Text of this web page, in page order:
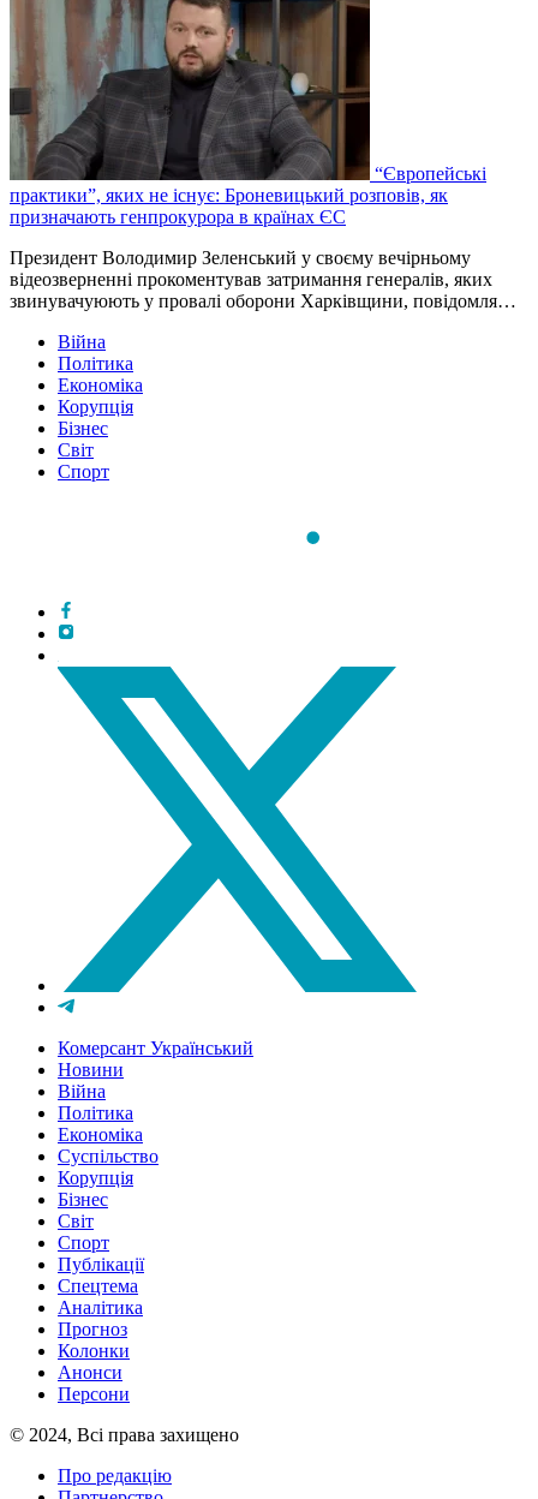
“Європейські
практики”, яких не існує: Броневицький розповів, як
призначають генпрокурора в країнах ЄС
Президент Володимир Зеленський у своєму вечірньому
відеозверненні прокоментував затримання генералів, яких
звинувачуюють у провалі оборони Харківщини, повідомля…
Війна
Політика
Економіка
Корупція
Бізнес
Світ
Спорт
Комерсант Український
Новини
Війна
Політика
Економіка
Суспільство
Корупція
Бізнес
Світ
Спорт
Публікації
Спецтема
Аналітика
Прогноз
Колонки
Анонси
Персони
© 2024, Всі права захищено
Про редакцію